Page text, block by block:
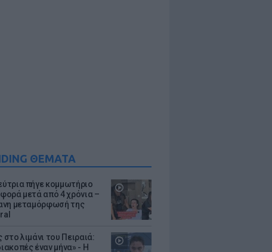
ΘΕΜΑΤΑ
πήγε κομμωτήριο
μετά από 4 χρόνια –
μεταμόρφωσή της
στο λιμάνι του Πειραιά:
έναν μήνα» - Η